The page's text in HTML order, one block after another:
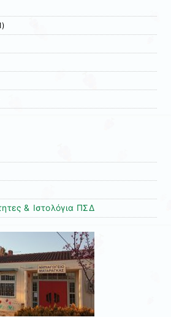
& Ιστολόγια ΠΣΔ